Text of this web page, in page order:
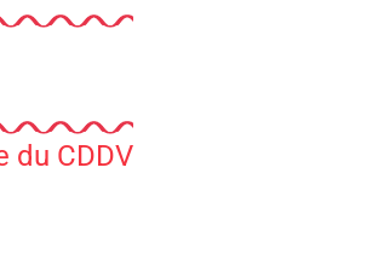
du CDDV